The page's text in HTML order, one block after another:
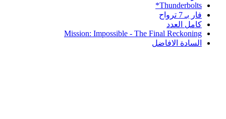
Thunderbolts*
فار بـ 7 ترواح
كامل العدد
Mission: Impossible - The Final Reckoning
السادة الافاضل